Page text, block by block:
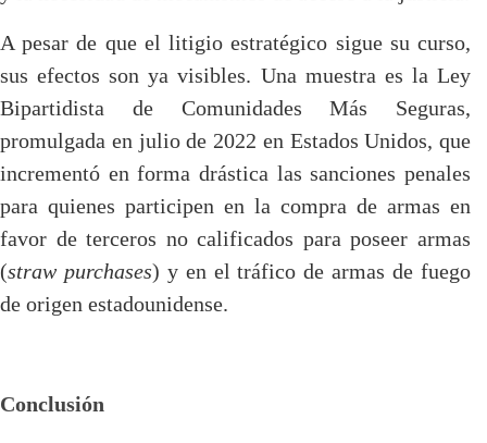
A pesar de que el litigio estratégico sigue su curso,
sus efectos son ya visibles. Una muestra es la Ley
Bipartidista de Comunidades Más Seguras,
promulgada en julio de 2022 en Estados Unidos, que
incrementó en forma drástica las sanciones penales
para quienes participen en la compra de armas en
favor de terceros no calificados para poseer armas
(straw purchases) y en el tráfico de armas de fuego
de origen estadounidense.
Conclusión